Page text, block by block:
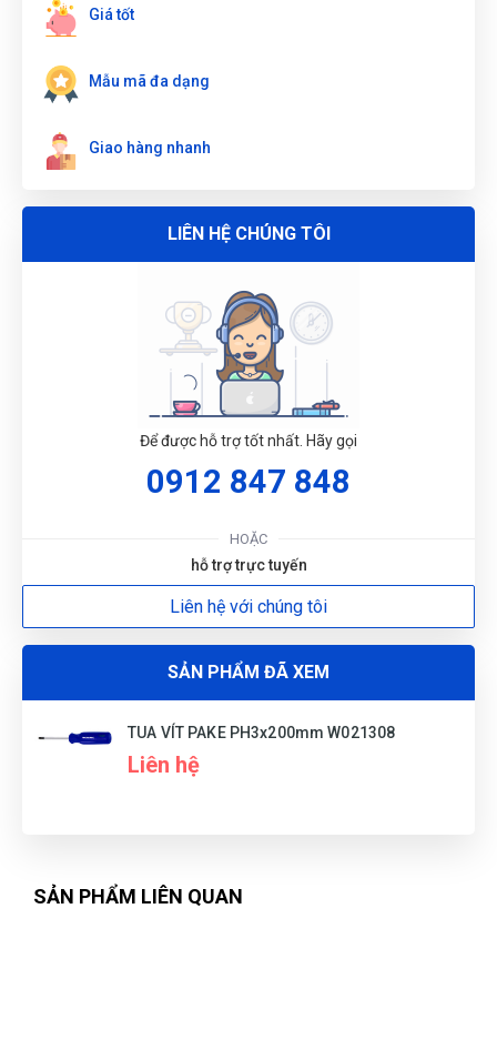
Giá tốt
Mẫu mã đa dạng
Giao hàng nhanh
LIÊN HỆ CHÚNG TÔI
Để được hỗ trợ tốt nhất. Hãy gọi
0912 847 848
HOẶC
hỗ trợ trực tuyến
Liên hệ với chúng tôi
SẢN PHẨM ĐÃ XEM
TUA VÍT PAKE PH3x200mm W021308
Liên hệ
SẢN PHẨM LIÊN QUAN